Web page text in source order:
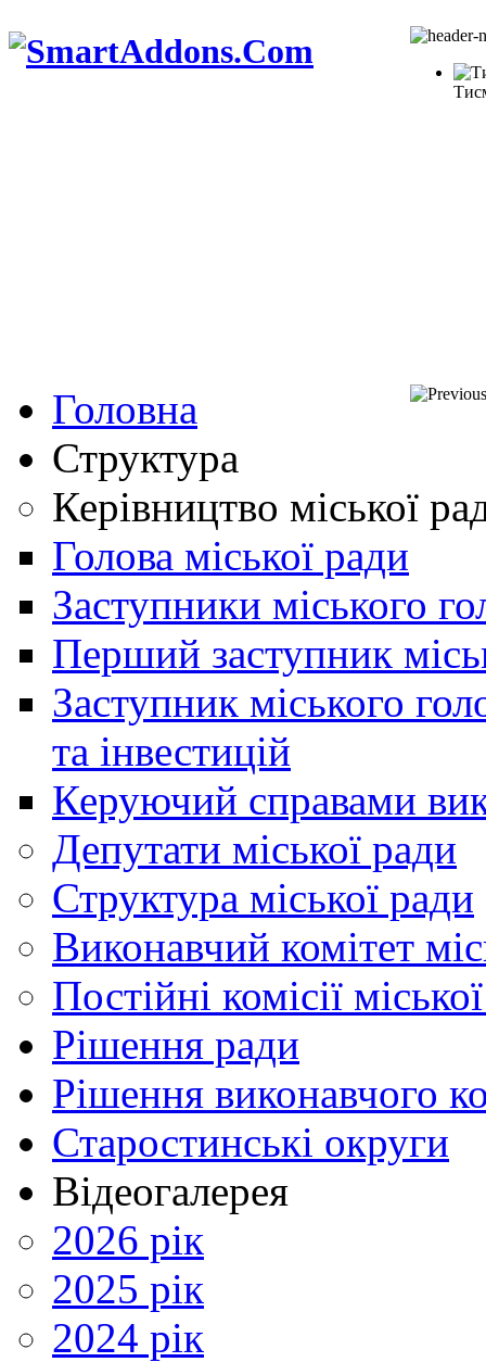
Головна
Структура
Керівництво міської
Голова міської ради
Заступники міського
Перший заступник
Заступник міського
та інвестицій
Керуючий справами
Депутати міської ради
Структура міської ради
Виконавчий комітет
Постійні комісії
Рішення ради
Рішення виконавчого
Старостинські округи
Відеогалерея
2026 рік
2025 рік
2024 рік